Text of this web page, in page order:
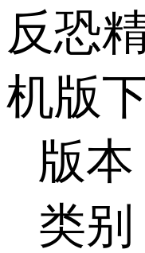
反恐
机版
版本
类